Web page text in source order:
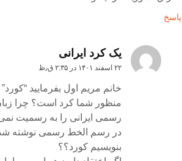
پاسخ
یک کرد ایرانی
۲۲ اسفند ۱۴۰۱ در ۲:۳۵ ق٫ظ
خانم مریم اول بفرمایید
منظور شما کرد است؟ چرا
رسمی ایرانی را به رسمیت
در رسم الخط رسمی نوشته
بنویسیم کورد؟؟